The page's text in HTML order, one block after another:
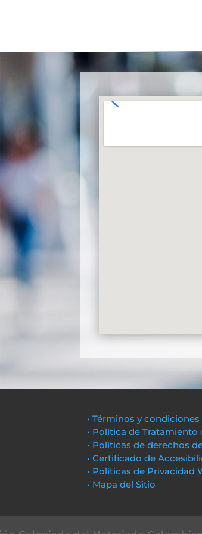
• Términos y condiciones
• Política de Tratamiento
• Políticas de derechos
• Certificado de
• Políticas de Privacidad
• Mapa del Sitio